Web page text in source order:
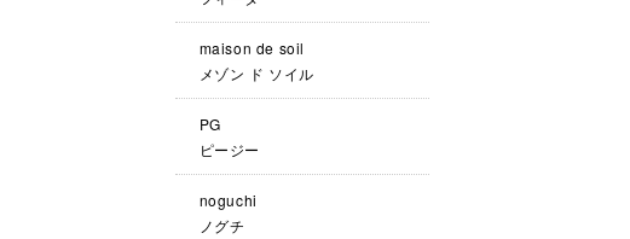
maison de soil
メゾン ド ソイル
PG
ピージー
noguchi
ノグチ